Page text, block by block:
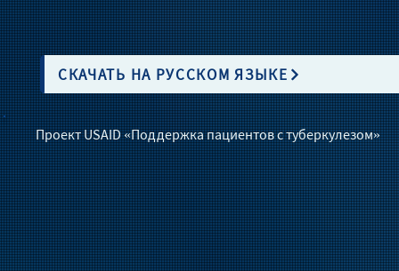
СКАЧАТЬ НА РУССКОМ ЯЗЫКЕ
Проект USAID «Поддержка пациентов с туберкулезом»